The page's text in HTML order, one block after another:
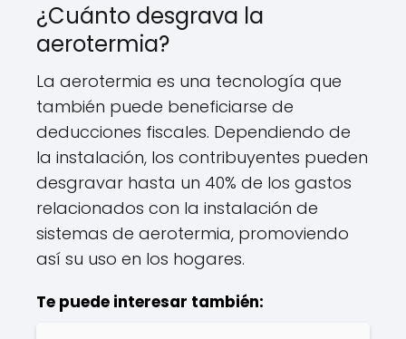
¿Cuánto desgrava la
aerotermia?
La aerotermia es una tecnología que
también puede beneficiarse de
deducciones fiscales. Dependiendo de
la instalación, los contribuyentes pueden
desgravar hasta un 40% de los gastos
relacionados con la instalación de
sistemas de aerotermia, promoviendo
así su uso en los hogares.
Te puede interesar también: